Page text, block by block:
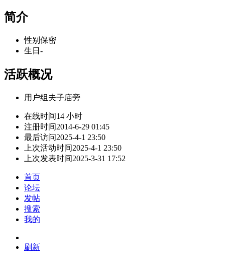
简介
性别 保密
生日 -
活跃概况
用户组 夫子庙旁
在线时间14 小时
注册时间2014-6-29 01:45
最后访问2025-4-1 23:50
上次活动时间2025-4-1 23:50
上次发表时间2025-3-31 17:52
首页
论坛
发帖
搜索
我的
刷新